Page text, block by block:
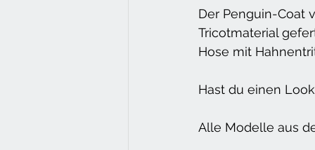
Der Penguin-Coat
Tricotmaterial
Hose mit
Hast du einen
Alle Modelle aus